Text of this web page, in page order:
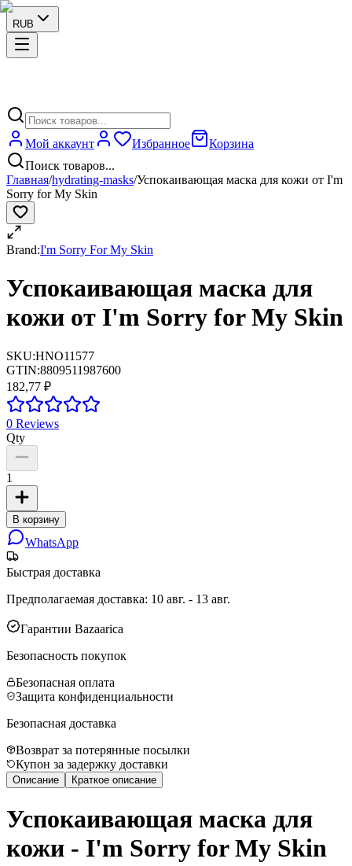
RUB
Мой аккаунт Избранное
Корзина
Поиск товаров...
Главная/hydrating-masks/Успокаивающая маска для кожи от I'm
Sorry for My Skin
Brand:I'm Sorry For My Skin
Успокаивающая маска для
кожи от I'm Sorry for My Skin
SKU:HNO11577
GTIN:8809511987600
182,77 ₽
0 Reviews
Qty
1
В корзину
WhatsApp
Быстрая доставка
Предполагаемая доставка: 10 авг. - 13 авг.
Гарантии Bazaarica
Безопасность покупок
Безопасная оплата
Защита конфиденциальности
Безопасная доставка
Возврат за потерянные посылки
Купон за задержку доставки
Описание Краткое описание
Успокаивающая маска для
кожи - I'm Sorry for My Skin